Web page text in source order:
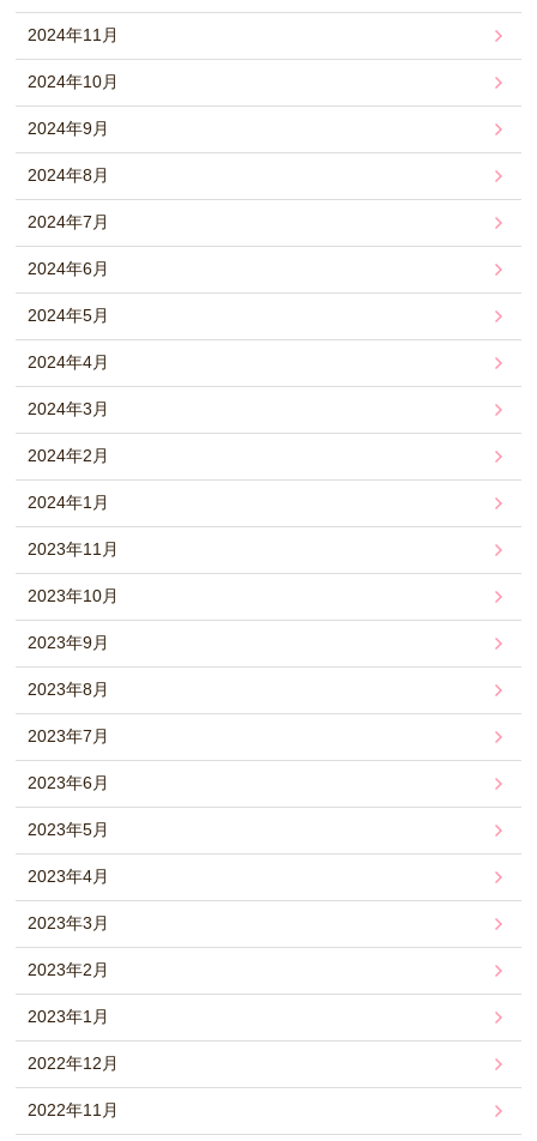
2024年11月
2024年10月
2024年9月
2024年8月
2024年7月
2024年6月
2024年5月
2024年4月
2024年3月
2024年2月
2024年1月
2023年11月
2023年10月
2023年9月
2023年8月
2023年7月
2023年6月
2023年5月
2023年4月
2023年3月
2023年2月
2023年1月
2022年12月
2022年11月